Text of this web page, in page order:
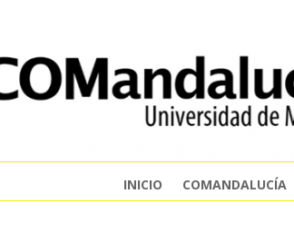
INICIO COMANDALUCÍA